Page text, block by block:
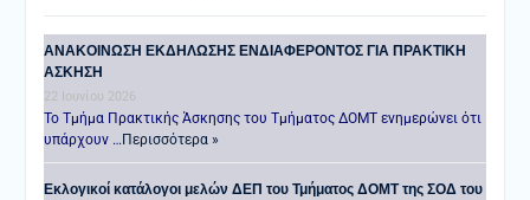
ANAKOINΩΣΗ ΕΚΔΗΛΩΣΗΣ ΕΝΔΙΑΦΕΡΟΝΤΟΣ ΓΙΑ ΠΡΑΚΤΙΚΗ
ΑΣΚΗΣΗ
22 Ιουνίου 2026
Το Τμήμα Πρακτικής Άσκησης του Τμήματος ΔΟΜΤ ενημερώνει ότι
υπάρχουν …Περισσότερα »
Εκλογικοί κατάλογοι μελών ΔΕΠ του Τμήματος ΔΟΜΤ της ΣΟΔ του